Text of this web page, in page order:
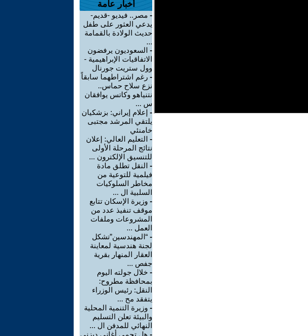
أخبار عامة
- مصر.. فيديو -قديم-
يدعي العثور على طفل
حديث الولادة بالقمامة
...
- السعوديون يرفضون
الاتفاقيات الإبراهيمية -
وول ستريت جورنال
- رغم اشتراطهما سابقاً
نزع سلاح حماس..
نتنياهو وكاتس يوافقان
س ...
- إعلام إيراني: بزشكيان
يلتقي المرشد مجتبى
خامنئي
- التعليم العالي: إعلان
نتائج المرحلة الأولى
للتنسيق الإلكترون ...
- النقل تطلق مادة
فيلمية للتوعية من
مخاطر السلوكيات
السلبية ال ...
- وزيرة الإسكان تتابع
موقف تنفيذ عدد من
المشروعات وملفات
العمل ...
- “المهندسين”تشكل
لجنة هندسية لمعاينة
العقار المنهار بقرية
جفص ...
- خلال جولته اليوم
بمحافظة مطروح:
النقل: رئيس الوزراء
يتفقد مح ...
- وزيرة التنمية المحلية
والبيئة تعلن التسليم
النهائي للمدفن ال ...
- هل تحمي أغاني ديزني